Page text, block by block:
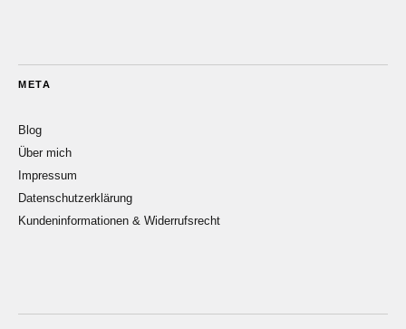
META
Blog
Über mich
Impressum
Datenschutzerklärung
Kundeninformationen & Widerrufsrecht